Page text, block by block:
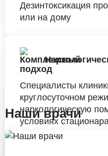
Дезинтоксикация
или на дому
Специалисты
круглосуточном
наркологическую
условиях
Наши врачи